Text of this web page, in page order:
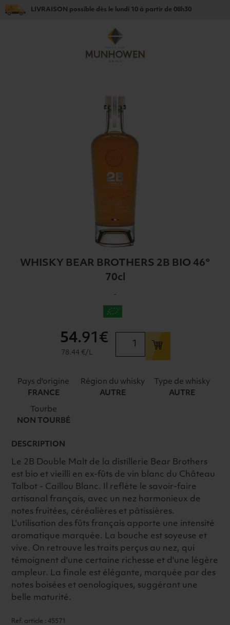
LIVRAISON possible dès le lundi 10 à partir de 08h30
WHISKY BEAR BROTHERS 2B BIO 46°
70cl
-
WHISKY
BROTHERS
54.91€
78.44 €/L
Pays d'origine
FRANCE
Région du whisky
AUTRE
Type de whisky
AUTRE
Tourbe
NON TOURBÉ
DESCRIPTION
Le 2B Double Malt de la distillerie Bear Brothers
est bio et vieilli en ex-fûts de vin blanc du Château
Talbot - Caillou Blanc. Il reflète le savoir-faire
artisanal français, avec un nez harmonieux de
notes fruitées, céréalières et pâtissières.
L'utilisation des fûts français apporte une intensité
aromatique marquée. La bouche est soyeuse et
vive. On retrouve les traits perçus au nez, qui
témoignent d'une certaine richesse et d'une légère
ampleur. La finale est élégante, marquée par des
notes boisées et oenologiques, suggérant une
belle maturité.
Ref. article : 45571